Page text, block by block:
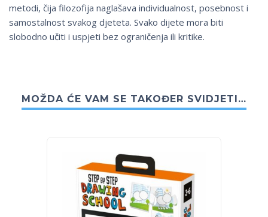
metodi, čija filozofija naglašava individualnost, posebnost i
samostalnost svakog djeteta. Svako dijete mora biti
slobodno učiti i uspjeti bez ograničenja ili kritike.
MOŽDA ĆE VAM SE TAKOĐER SVIDJETI…